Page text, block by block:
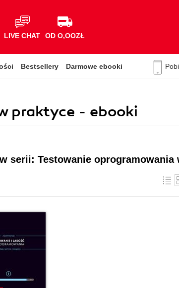
LIVE CHAT OD O,OOZŁ
Bestsellery Darmowe ebooki
praktyce - ebooki
serii: Testowanie oprogramowania